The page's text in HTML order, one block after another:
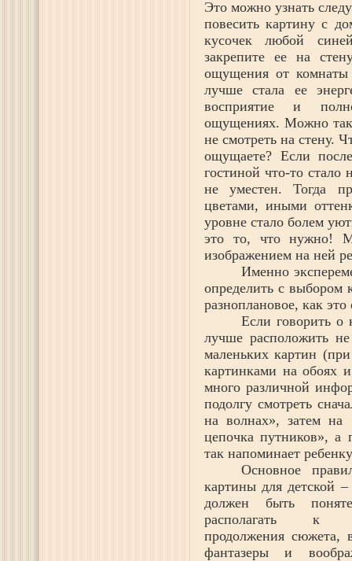
Это можно узнать
повесить картину с
кусочек любой
закрепите ее на
ощущения от комнаты
лучше стала ее
восприятие и
ощущениях. Можно так
не смотреть на стену.
ощущаете? Если
гостиной что-то стало
не уместен. Тогда
цветами, иными
уровне стало болем
это то, что нужно!
изображением на ней
Именно
определить с выбором
разноплановое, как
Если говорить о
лучше расположить
маленьких картин
картинками на обоях
много различной
подолгу смотреть
на волнах», затем
цепочка путников»,
так напоминает
Основное
картины для детской
должен быть
располагать к
продолжения сюжета,
фантазеры и